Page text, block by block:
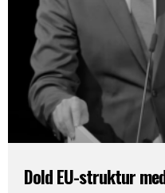
Dold EU-struktur